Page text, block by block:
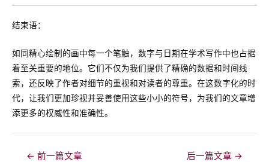
结束语：
如同精心绘制的画中每一个笔触，数字与日期在学术写作中也占据
着至关重要的地位。它们不仅为我们提供了精确的数据和时间线
索，还反映了作者对细节的重视和对读者的尊重。在这数字化的时
代，让我们更加珍视并妥善使用这些小小的符号，为我们的文章增
添更多的权威性和准确性。
← 前一篇文章 后一篇文章 →